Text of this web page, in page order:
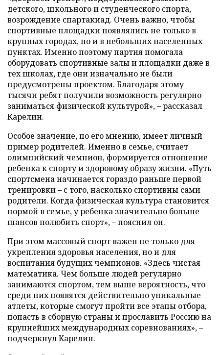
детского, школьного и студенческого спорта,
возрождение спартакиад. Очень важно, чтобы
спортивные площадки появлялись не только в
крупных городах, но и в небольших населенных
пунктах. Именно поэтому партия помогала
оборудовать спортивные залы и площадки даже в
тех школах, где они изначально не были
предусмотрены проектом. Благодаря этому
тысячи ребят получили возможность регулярно
заниматься физической культурой», – рассказал
Карелин.
Особое значение, по его мнению, имеет личный
пример родителей. Именно в семье, считает
олимпийский чемпион, формируется отношение
ребенка к спорту и здоровому образу жизни. «Путь
спортсмена начинается гораздо раньше первой
тренировки – с того, насколько спортивны сами
родители. Когда физическая культура становится
нормой в семье, у ребенка значительно больше
шансов полюбить спорт», – пояснил он.
При этом массовый спорт важен не только для
укрепления здоровья населения, но и для
воспитания будущих чемпионов. «Здесь чистая
математика. Чем больше людей регулярно
занимаются спортом, тем выше вероятность, что
среди них появятся действительно уникальные
атлеты, которые смогут пройти все этапы отбора,
попасть в сборную страны и прославить Россию на
крупнейших международных соревнованиях», –
подчеркнул Карелин.